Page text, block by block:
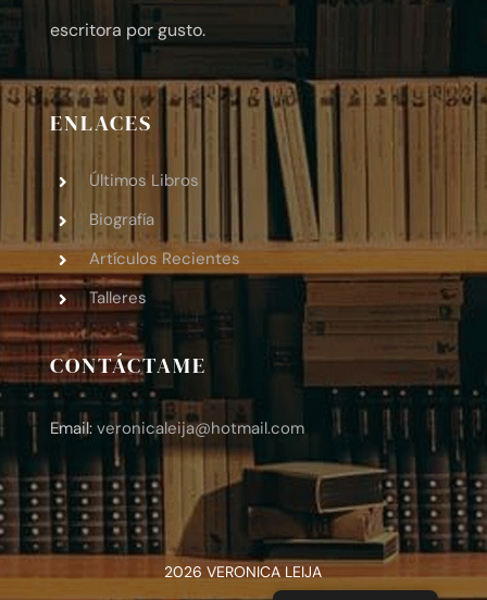
escritora por gusto.
ENLACES
Últimos Libros
Biografía
Artículos Recientes
Talleres
CONTÁCTAME
Email: veronicaleija@hotmail.com
2026 VERONICA LEIJA